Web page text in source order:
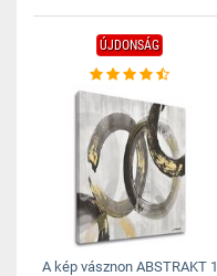
ÚJDONSÁG
A kép vásznon ABSTRAKT 1